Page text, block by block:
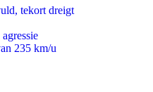
tekort dreigt
235 km/u